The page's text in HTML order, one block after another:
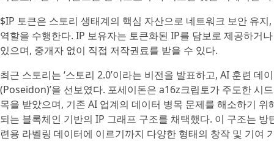
$IP 토큰은 스토리 생태계의 핵심 자산으로 네트워크 보안 유
역할을 수행한다. IP 보유자는 토큰화된 IP를 담보로 제공하거
있으며, 중개자 없이 직접 저작권료를 받을 수 있다.
최근 스토리는 ‘스토리 2.0’이라는 비전을 발표하고, AI 훈련 데
(Poseidon)’을 선보였다. 포세이돈은 a16z크립토가 주도한 시
목을 받았으며, 기존 AI 업계의 데이터 병목 문제를 해소하기
되는 블록체인 기반의 IP 그래프 구조를 채택했다. 이 구조는
련용 라벨링 데이터에 이르기까지 다양한 형태의 창작 및 기여